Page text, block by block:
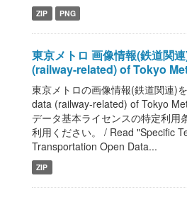
ZIP PNG
東京メトロ 画像情報(鉄道関
(railway-related) of Tokyo
東京メトロの画像情報(鉄道関連)
data (railway-related) of Tokyo
データ基本ライセンスの特定利用
利用ください。 / Read "Specific
Transportation Open Data...
ZIP